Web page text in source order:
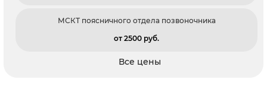
МСКТ поясничного отдела позвоночника
от 2500 pуб.
Все цены